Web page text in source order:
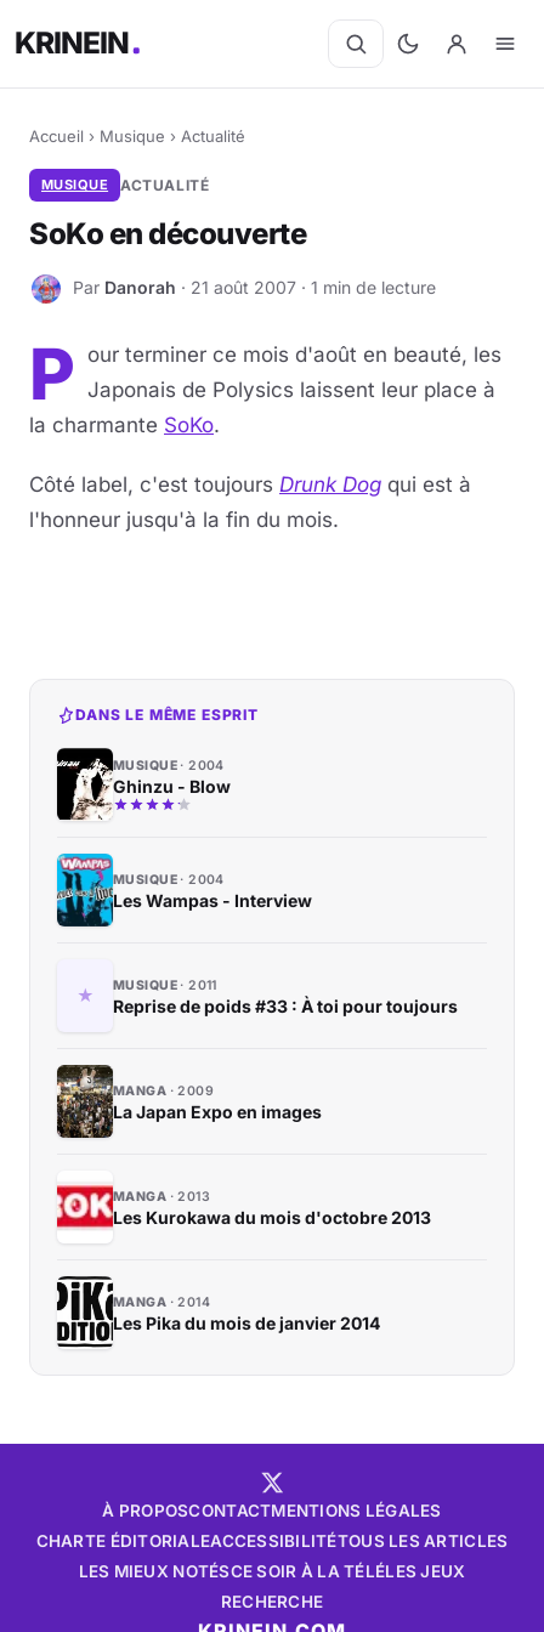
KRINEIN
Accueil › Musique › Actualité
MUSIQUE ACTUALITÉ
SoKo en découverte
D Par Danorah · 21 août 2007 · 1 min de lecture
P
our terminer ce mois d'août en beauté, les
Japonais de Polysics laissent leur place à
la charmante SoKo.
Côté label, c'est toujours Drunk Dog qui est à
l'honneur jusqu'à la fin du mois.
DANS LE MÊME ESPRIT
MUSIQUE 2004
Ghinzu - Blow
MUSIQUE 2004
Les Wampas - Interview
MUSIQUE 2011
Reprise de poids #33 : À toi pour toujours
MANGA 2009
La Japan Expo en images
MANGA 2013
Les Kurokawa du mois d'octobre 2013
MANGA 2014
Les Pika du mois de janvier 2014
À PROPOSCONTACTMENTIONS LÉGALES
CHARTE ÉDITORIALEACCESSIBILITÉTOUS LES ARTICLES
LES MIEUX NOTÉSCE SOIR À LA TÉLÉLES JEUX
RECHERCHE